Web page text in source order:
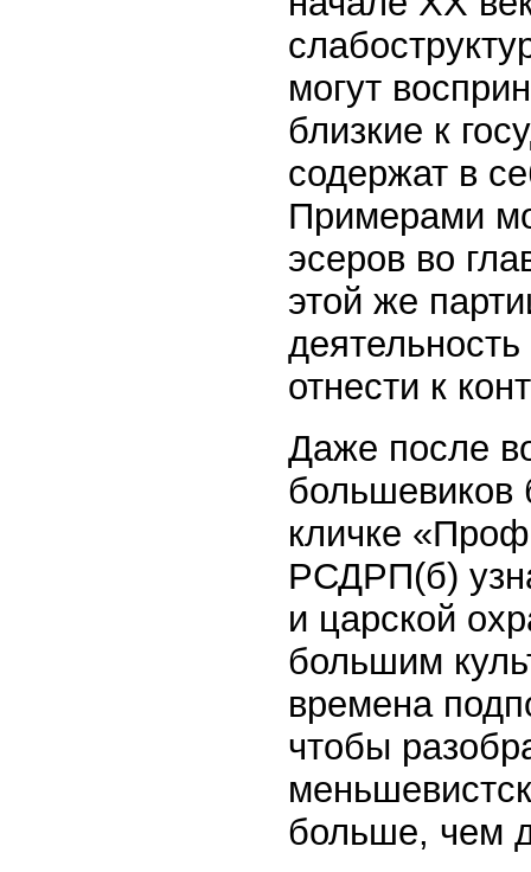
могут
близкие к
содержат в
Примерами
эсеров во
этой же
отнести к
Даже после
большевиков
кличке
РСДРП(б)
и царской
большим
времена
чтобы
больше, чем